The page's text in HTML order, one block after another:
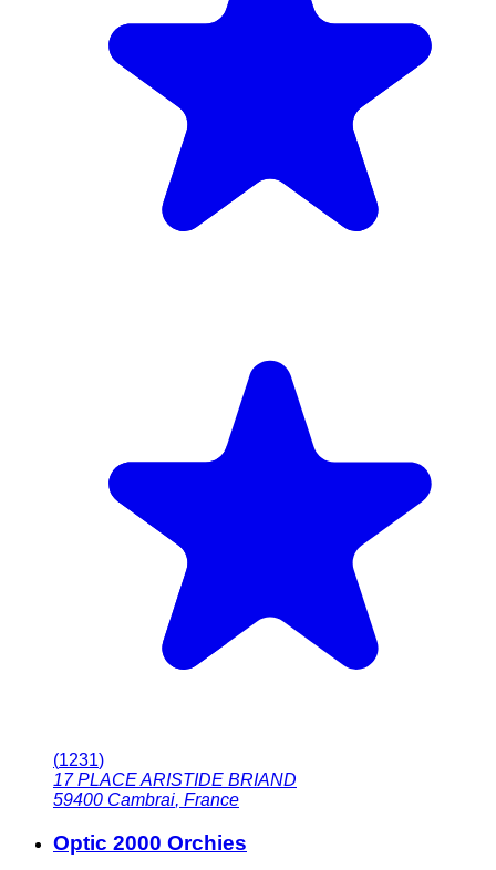
(1231)
17 PLACE ARISTIDE BRIAND
59400 Cambrai, France
Optic 2000 Orchies